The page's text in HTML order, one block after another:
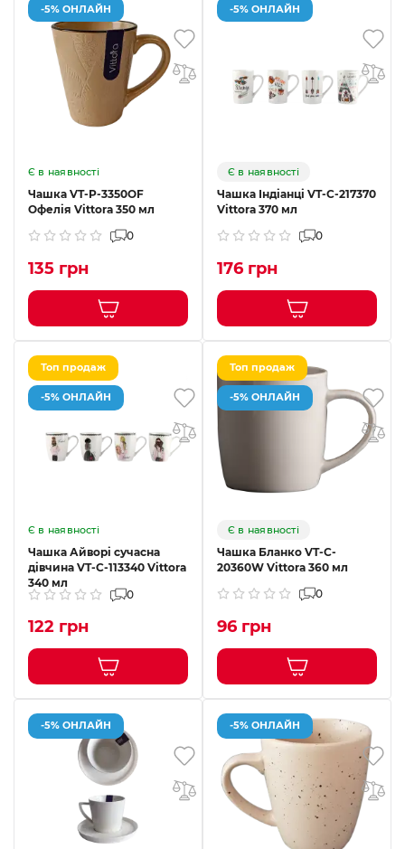
-5% ОНЛАЙН
Є в наявності
Чашка VT-P-3350OF
Офелія Vittora 350 мл
0
135 грн
-5% ОНЛАЙН
Є в наявності
Чашка Індіанці VT-C-217370
Vittora 370 мл
0
176 грн
Топ продаж
-5% ОНЛАЙН
Є в наявності
Чашка Айворі сучасна
дівчина VT-C-113340 Vittora
340 мл
0
122 грн
Топ продаж
-5% ОНЛАЙН
Є в наявності
Чашка Бланко VT-C-
20360W Vittora 360 мл
0
96 грн
-5% ОНЛАЙН -5% ОНЛАЙН